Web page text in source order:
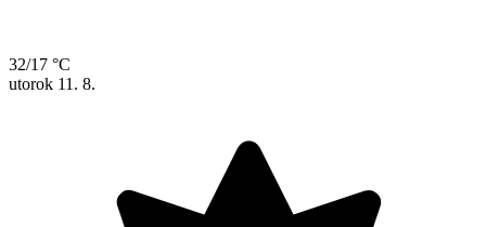
32/17 °C
utorok 11. 8.